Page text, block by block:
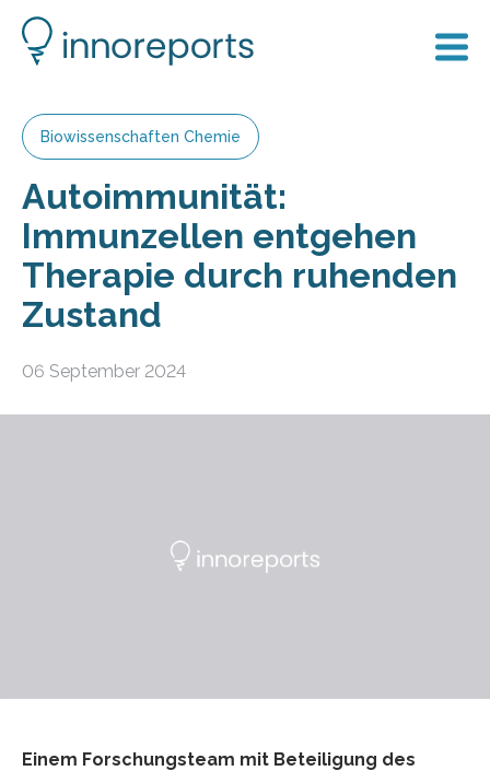
Biowissenschaften Chemie
Autoimmunität:
Immunzellen entgehen
Therapie durch ruhenden
Zustand
06 September 2024
Einem Forschungsteam mit Beteiligung des